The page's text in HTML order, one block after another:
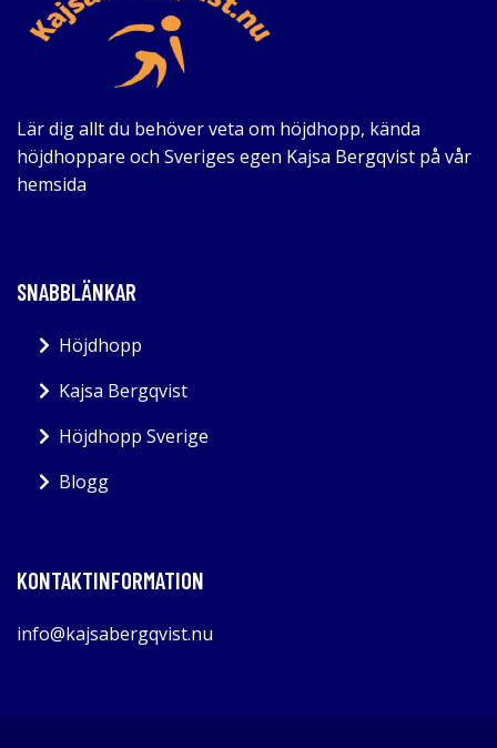
Lär dig allt du behöver veta om höjdhopp, kända
höjdhoppare och Sveriges egen Kajsa Bergqvist på vår
hemsida
SNABBLÄNKAR
Höjdhopp
Kajsa Bergqvist
Höjdhopp Sverige
Blogg
KONTAKTINFORMATION
info@kajsabergqvist.nu